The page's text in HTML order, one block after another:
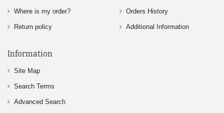
Where is my order?
Return policy
Orders History
Additional Information
Information
Site Map
Search Terms
Advanced Search